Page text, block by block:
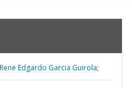
Rene Edgardo Garcia Guirola;